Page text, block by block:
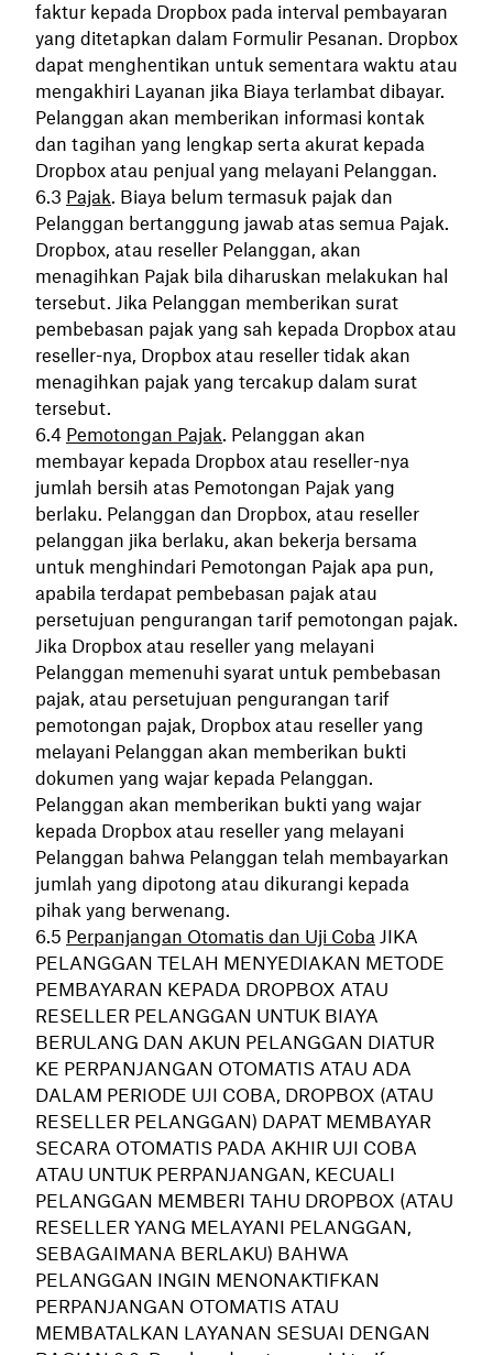
faktur kepada Dropbox pada interval pembayaran
yang ditetapkan dalam Formulir Pesanan. Dropbox
dapat menghentikan untuk sementara waktu atau
mengakhiri Layanan jika Biaya terlambat dibayar.
Pelanggan akan memberikan informasi kontak
dan tagihan yang lengkap serta akurat kepada
Dropbox atau penjual yang melayani Pelanggan.
Pajak. Biaya belum termasuk pajak dan
Pelanggan bertanggung jawab atas semua Pajak.
Dropbox, atau reseller Pelanggan, akan
menagihkan Pajak bila diharuskan melakukan hal
tersebut. Jika Pelanggan memberikan surat
pembebasan pajak yang sah kepada Dropbox atau
reseller-nya, Dropbox atau reseller tidak akan
menagihkan pajak yang tercakup dalam surat
tersebut.
Pemotongan Pajak. Pelanggan akan
membayar kepada Dropbox atau reseller-nya
jumlah bersih atas Pemotongan Pajak yang
berlaku. Pelanggan dan Dropbox, atau reseller
pelanggan jika berlaku, akan bekerja bersama
untuk menghindari Pemotongan Pajak apa pun,
apabila terdapat pembebasan pajak atau
persetujuan pengurangan tarif pemotongan pajak.
Jika Dropbox atau reseller yang melayani
Pelanggan memenuhi syarat untuk pembebasan
pajak, atau persetujuan pengurangan tarif
pemotongan pajak, Dropbox atau reseller yang
melayani Pelanggan akan memberikan bukti
dokumen yang wajar kepada Pelanggan.
Pelanggan akan memberikan bukti yang wajar
kepada Dropbox atau reseller yang melayani
Pelanggan bahwa Pelanggan telah membayarkan
jumlah yang dipotong atau dikurangi kepada
pihak yang berwenang.
Perpanjangan Otomatis dan Uji Coba JIKA
PELANGGAN TELAH MENYEDIAKAN METODE
PEMBAYARAN KEPADA DROPBOX ATAU
RESELLER PELANGGAN UNTUK BIAYA
BERULANG DAN AKUN PELANGGAN DIATUR
KE PERPANJANGAN OTOMATIS ATAU ADA
DALAM PERIODE UJI COBA, DROPBOX (ATAU
RESELLER PELANGGAN) DAPAT MEMBAYAR
SECARA OTOMATIS PADA AKHIR UJI COBA
ATAU UNTUK PERPANJANGAN, KECUALI
PELANGGAN MEMBERI TAHU DROPBOX (ATAU
RESELLER YANG MELAYANI PELANGGAN,
SEBAGAIMANA BERLAKU) BAHWA
PELANGGAN INGIN MENONAKTIFKAN
PERPANJANGAN OTOMATIS ATAU
MEMBATALKAN LAYANAN SESUAI DENGAN